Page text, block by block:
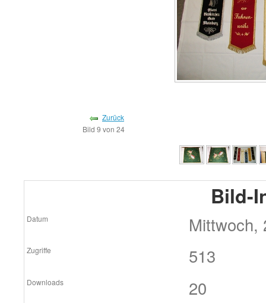
Zurück
Bild 9 von 24
Bild-
Datum Mittwoch,
Zugriffe 513
Downloads 20